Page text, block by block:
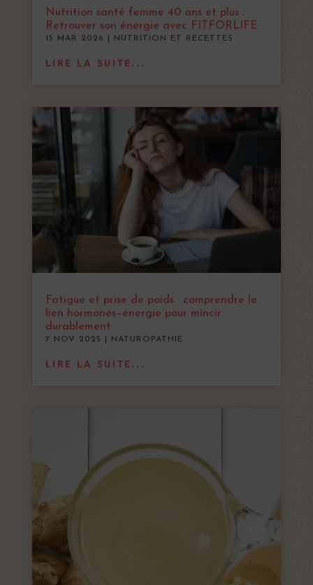
Nutrition santé femme 40 ans et plus :
Retrouver son énergie avec FITFORLIFE
15 MAR 2026 NUTRITION ET RECETTES
LIRE LA SUITE...
Fatigue et prise de poids : comprendre le
lien hormones–énergie pour mincir
durablement
7 NOV 2025 NATUROPATHIE
LIRE LA SUITE...